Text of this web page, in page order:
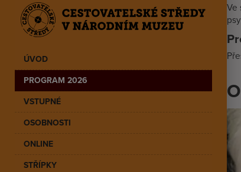
ÚVOD
PROGRAM 2026
VSTUPNÉ
OSOBNOSTI
ONLINE
STŘÍPKY
Ve